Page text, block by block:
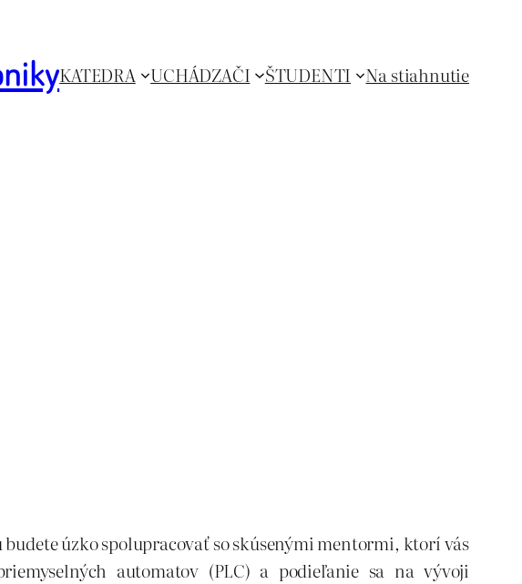
KATEDRA UCHÁDZAČI ŠTUDENTI Na stiahnutie
úzko spolupracovať so skúsenými mentormi, ktorí vás
automatov (PLC) a podieľanie sa na vývoji